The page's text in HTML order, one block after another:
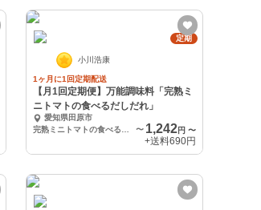
定期
小川浩康
1ヶ月に1回定期配送
【月1回定期便】万能調味料「完熟ミ
ニトマトの食べるだしだれ」
愛知県田原市
〜 1,242円 〜
+送料690円